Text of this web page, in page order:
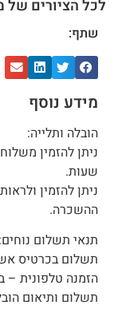
לכל הציורים
שתף:
מידע נוסף
הובלה ותלייה:
שעות.
ניתן להזמין
ההשכרה.
תנאי תשלום נוחים:
תשלום בכרטיס אשראי עד 6
הזמנה טלפונית –
תשלום ותיאום